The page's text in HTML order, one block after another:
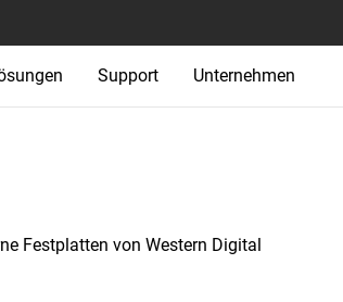
Support Unternehmen
Festplatten von Western Digital